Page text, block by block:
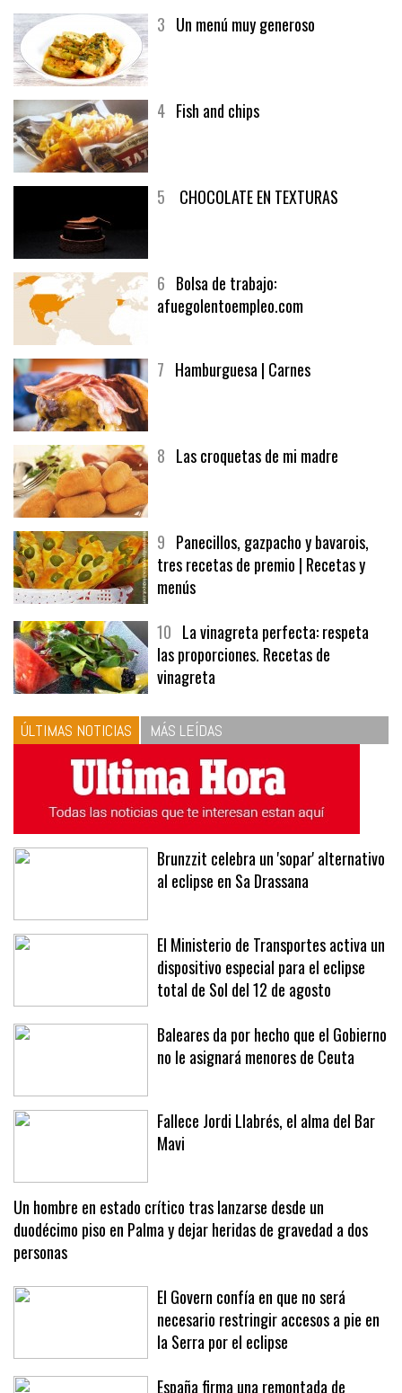
6Bolsa de trabajo:
9Panecillos, gazpacho y bavarois,
tres recetas de premio | Recetas y
menús
10La vinagreta perfecta: respeta
las proporciones. Recetas de
vinagreta
ÚLTIMAS NOTICIAS MÁS LEÍDAS
Brunzzit celebra un 'sopar' alternativo
El Ministerio de Transportes activa un
dispositivo especial para el eclipse
total de Sol del 12 de agosto
Baleares da por hecho que el Gobierno
Fallece Jordi Llabrés, el alma del Bar
Un hombre en estado crítico tras lanzarse desde un
duodécimo piso en Palma y dejar heridas de gravedad a dos
personas
El Govern confía en que no será
necesario restringir accesos a pie en
la Serra por el eclipse